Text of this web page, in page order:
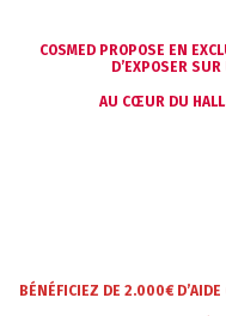
COSMED PROPOSE EN EX
D’EXPOSER
AU CŒUR DU
BÉNÉFICIEZ DE 2.000€ D’AIDE